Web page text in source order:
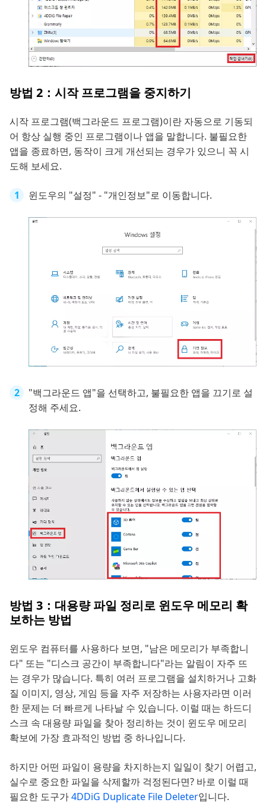
방법 2：시작 프로그램을 중지하기
시작 프로그램(백그라운드 프로그램)이란 자동으로 기동되
어 항상 실행 중인 프로그램이나 앱을 말합니다. 불필요한
앱을 종료하면, 동작이 크게 개선되는 경우가 있으니 꼭 시
도해 보세요.
윈도우의 "설정" - "개인정보"로 이동합니다.
"백그라운드 앱"을 선택하고, 불필요한 앱을 끄기로 설
정해 주세요.
방법 3：대용량 파일 정리로 윈도우 메모리 확
보하는 방법
윈도우 컴퓨터를 사용하다 보면, "남은 메모리가 부족합니
다" 또는 "디스크 공간이 부족합니다"라는 알림이 자주 뜨
는 경우가 많습니다. 특히 여러 프로그램을 설치하거나 고화
질 이미지, 영상, 게임 등을 자주 저장하는 사용자라면 이러
한 문제는 더 빠르게 나타날 수 있습니다. 이럴 때는 하드디
스크 속 대용량 파일을 찾아 정리하는 것이 윈도우 메모리
확보에 가장 효과적인 방법 중 하나입니다.
하지만 어떤 파일이 용량을 차지하는지 일일이 찾기 어렵고,
실수로 중요한 파일을 삭제할까 걱정된다면? 바로 이럴 때
필요한 도구가4DDiG Duplicate File Deleter입니다.